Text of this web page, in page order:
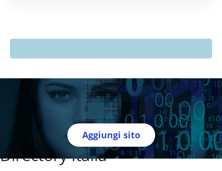
Aggiungi sito
Directory Italia